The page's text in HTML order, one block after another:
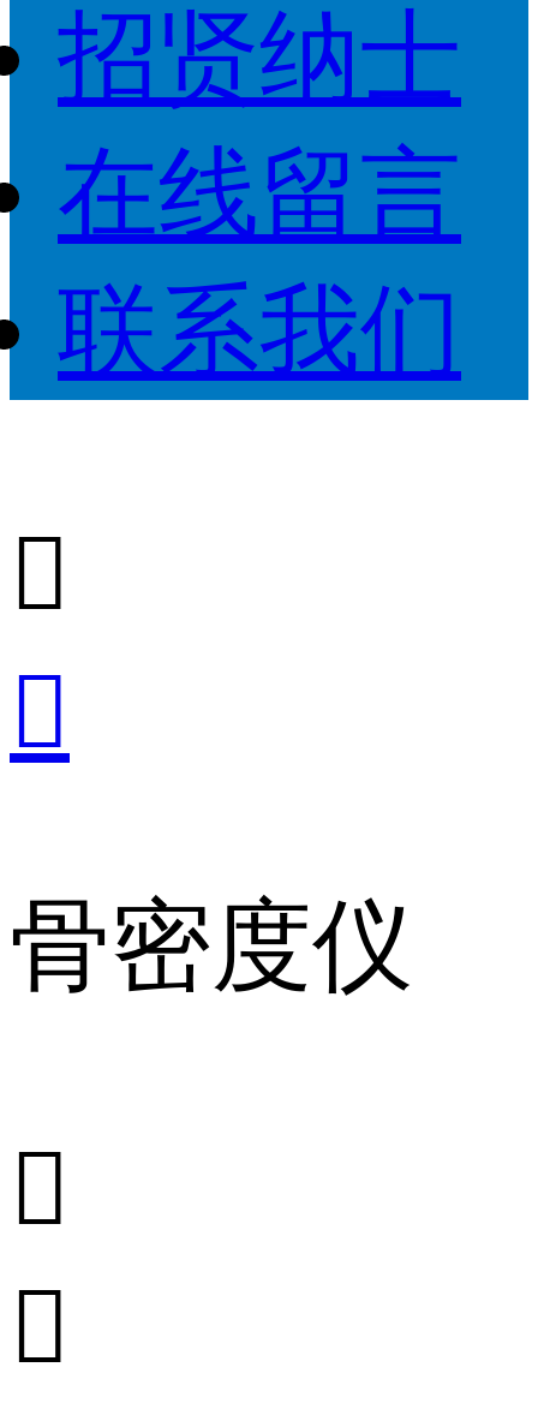
招贤纳士
在线留言
联系我们


骨密度仪

